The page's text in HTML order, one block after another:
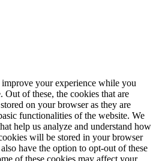
your experience while you
Out of these, the cookies that are
on your browser as they are
functionalities of the website. We
help us analyze and understand how
will be stored in your browser
have the option to opt-out of these